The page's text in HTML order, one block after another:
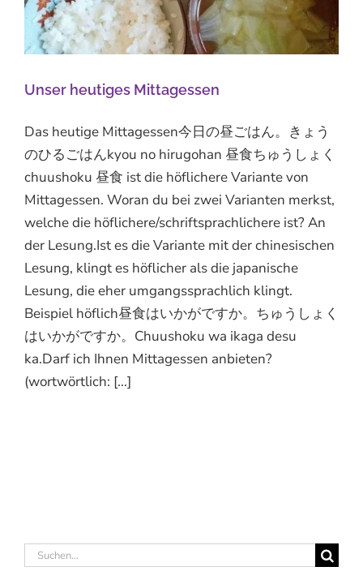
Unser heutiges Mittagessen
Das heutige Mittagessen今日の昼ごはん。きょう
のひるごはんkyou no hirugohan 昼食ちゅうしょく
chuushoku 昼食 ist die höflichere Variante von
Mittagessen. Woran du bei zwei Varianten merkst,
welche die höflichere/schriftsprachlichere ist? An
der Lesung.Ist es die Variante mit der chinesischen
Lesung, klingt es höflicher als die japanische
Lesung, die eher umgangssprachlich klingt.
Beispiel höflich昼食はいかがですか。ちゅうしょく
はいかがですか。Chuushoku wa ikaga desu
ka.Darf ich Ihnen Mittagessen anbieten?
(wortwörtlich: [...]
Suche